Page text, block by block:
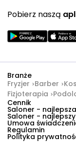
Pobierz naszą
Branże
Fryzjer Barber
Fizjoterapia
Cennik
Saloner -
Saloner -
Umowa
Regulamin
Polityka